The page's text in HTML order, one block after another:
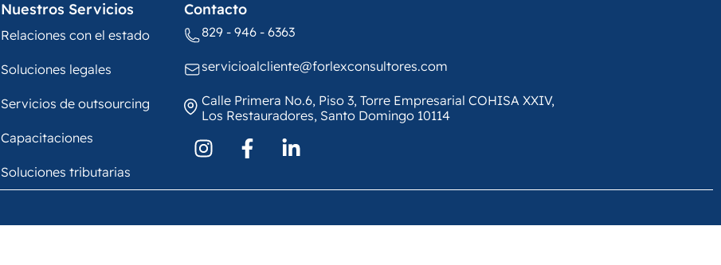
Nuestros Servicios
Relaciones con el estado
Soluciones legales
Servicios de outsourcing
Capacitaciones
Soluciones tributarias
Contacto
829 - 946 - 6363
servicioalcliente@forlexconsultores.com
Calle Primera No.6, Piso 3, Torre Empresarial COHISA XXIV,
Los Restauradores, Santo Domingo 10114